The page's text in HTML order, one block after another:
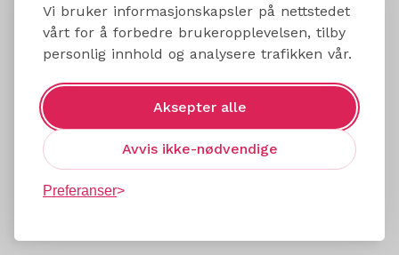
Vi bruker informasjonskapsler på nettstedet
vårt for å forbedre brukeropplevelsen, tilby
personlig innhold og analysere trafikken vår.
Aksepter alle
Avvis ikke-nødvendige
Preferanser